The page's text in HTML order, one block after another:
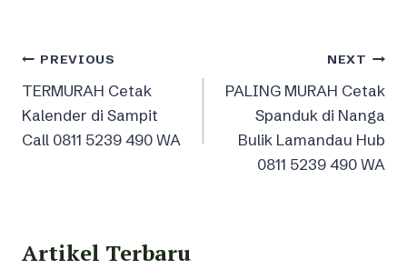
Post
navigation
PREVIOUS
TERMURAH Cetak
Kalender di Sampit
Call 0811 5239 490 WA
NEXT
PALING MURAH Cetak
Spanduk di Nanga
Bulik Lamandau Hub
0811 5239 490 WA
Artikel Terbaru